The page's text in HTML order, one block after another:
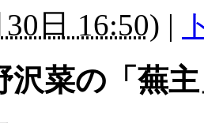
日 16:50) |
沢菜の「蕪